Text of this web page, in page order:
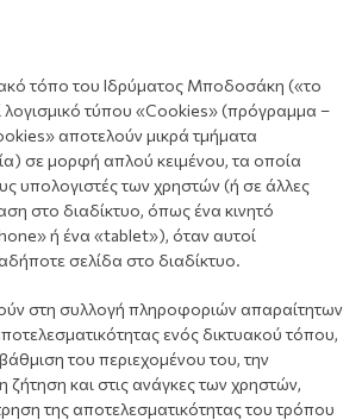
τόπο του Ιδρύματος Μποδοσάκη («το
λογισμικό τύπου «Cookies» (πρόγραμμα –
αποτελούν μικρά τμήματα
σε μορφή απλού κειμένου, τα οποία
υπολογιστές των χρηστών (ή σε άλλες
στο διαδίκτυο, όπως ένα κινητό
ή ένα «tablet»), όταν αυτοί
σελίδα στο διαδίκτυο.
στη συλλογή πληροφοριών απαραίτητων
ενός δικτυακού τόπου,
του περιεχομένου του, την
και στις ανάγκες των χρηστών,
της αποτελεσματικότητας του τρόπου